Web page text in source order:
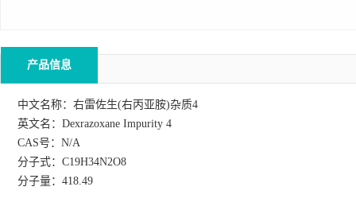
产品信息
中文名称：右雷佐生(右丙亚胺)杂质4
英文名：Dexrazoxane Impurity 4
CAS号：N/A
分子式：C19H34N2O8
分子量：418.49